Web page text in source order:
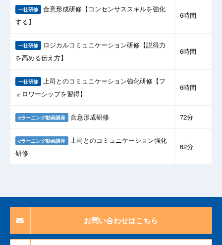
一社研修 合意形成研修【コンセンサススキルを強化
する】
6時間
一社研修 ロジカルコミュニケーション研修【説得力
を高める伝え方】
6時間
一社研修 上司とのコミュニケーション強化研修【フ
ォロワーシップを習得】
6時間
eラーニング動画講座 合意形成研修 72分
eラーニング動画講座 上司とのコミュニケーション強化
研修
62分
お問い合わせはこちら